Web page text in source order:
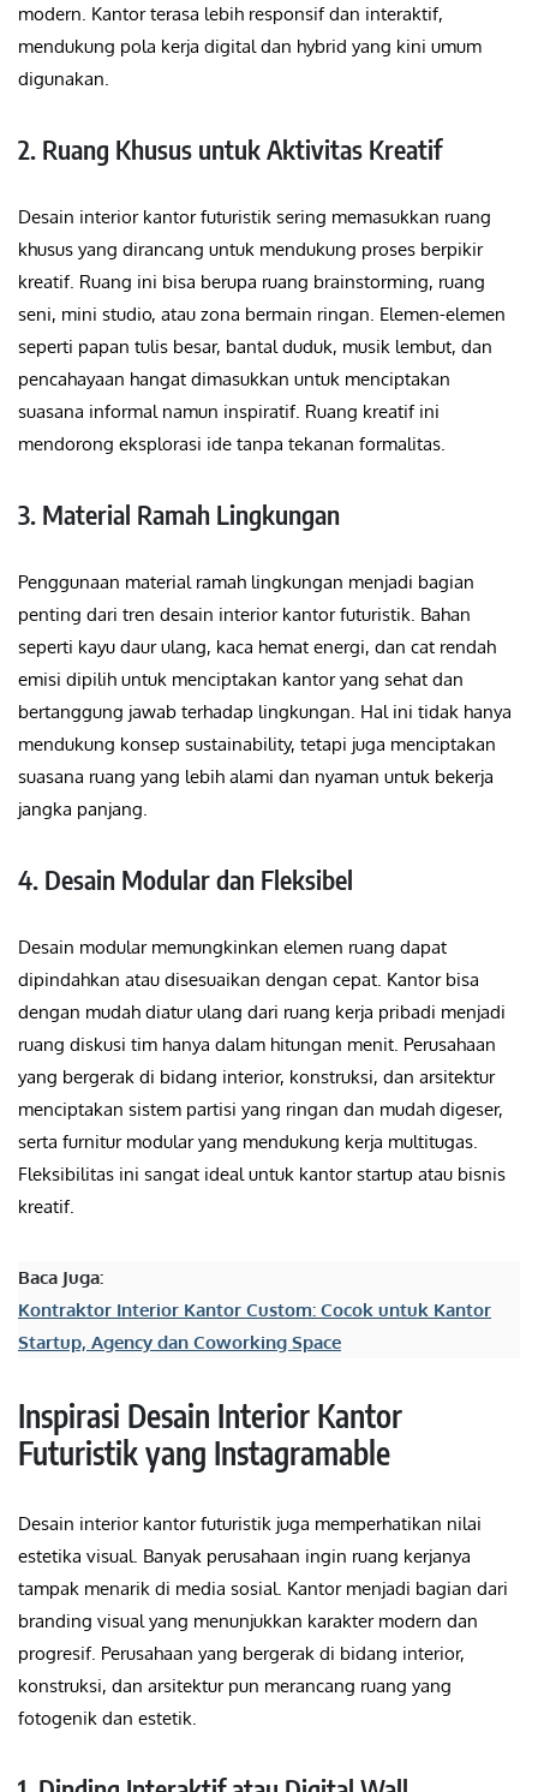
modern. Kantor terasa lebih responsif dan interaktif,
mendukung pola kerja digital dan hybrid yang kini umum
digunakan.
2. Ruang Khusus untuk Aktivitas Kreatif
Desain interior kantor futuristik sering memasukkan ruang
khusus yang dirancang untuk mendukung proses berpikir
kreatif. Ruang ini bisa berupa ruang brainstorming, ruang
seni, mini studio, atau zona bermain ringan. Elemen-elemen
seperti papan tulis besar, bantal duduk, musik lembut, dan
pencahayaan hangat dimasukkan untuk menciptakan
suasana informal namun inspiratif. Ruang kreatif ini
mendorong eksplorasi ide tanpa tekanan formalitas.
3. Material Ramah Lingkungan
Penggunaan material ramah lingkungan menjadi bagian
penting dari tren desain interior kantor futuristik. Bahan
seperti kayu daur ulang, kaca hemat energi, dan cat rendah
emisi dipilih untuk menciptakan kantor yang sehat dan
bertanggung jawab terhadap lingkungan. Hal ini tidak hanya
mendukung konsep sustainability, tetapi juga menciptakan
suasana ruang yang lebih alami dan nyaman untuk bekerja
jangka panjang.
4. Desain Modular dan Fleksibel
Desain modular memungkinkan elemen ruang dapat
dipindahkan atau disesuaikan dengan cepat. Kantor bisa
dengan mudah diatur ulang dari ruang kerja pribadi menjadi
ruang diskusi tim hanya dalam hitungan menit. Perusahaan
yang bergerak di bidang interior, konstruksi, dan arsitektur
menciptakan sistem partisi yang ringan dan mudah digeser,
serta furnitur modular yang mendukung kerja multitugas.
Fleksibilitas ini sangat ideal untuk kantor startup atau bisnis
kreatif.
Baca Juga:
Kontraktor Interior Kantor Custom: Cocok untuk Kantor
Startup, Agency dan Coworking Space
Inspirasi Desain Interior Kantor
Futuristik yang Instagramable
Desain interior kantor futuristik juga memperhatikan nilai
estetika visual. Banyak perusahaan ingin ruang kerjanya
tampak menarik di media sosial. Kantor menjadi bagian dari
branding visual yang menunjukkan karakter modern dan
progresif. Perusahaan yang bergerak di bidang interior,
konstruksi, dan arsitektur pun merancang ruang yang
fotogenik dan estetik.